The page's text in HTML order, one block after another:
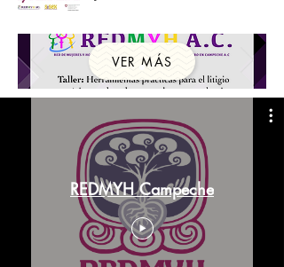
VER MÁS
REDMYH Campeche